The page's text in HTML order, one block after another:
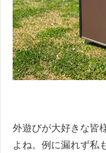
外遊びが大好きな皆
よね。例に漏れず私